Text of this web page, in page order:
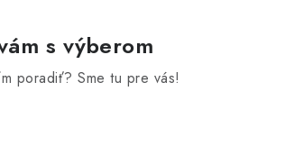
s výberom
poradiť? Sme tu pre vás!